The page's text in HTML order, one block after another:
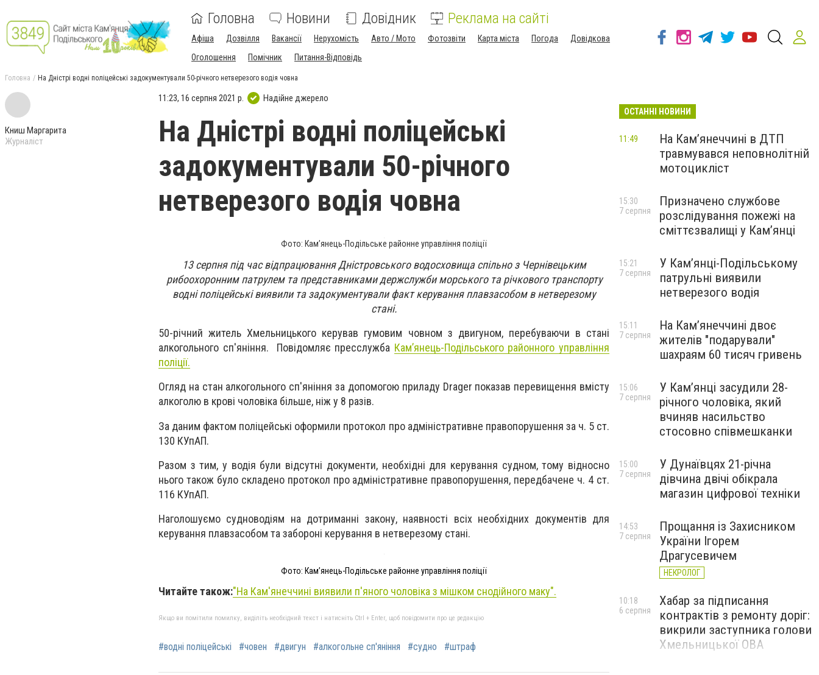
Головна Новини Довідник Реклама на сайті
Афіша Дозвілля Вакансії Нерухомість Авто / Мото Фотозвіти Карта міста Погода
Довідкова
Оголошення
Помічник Питання-Відповідь
Головна На Дністрі водні поліцейські задокументували 50-річного нетверезого водія човна
Книш Маргарита
Журналіст
11:23, 16 серпня 2021 р. Надійне джерело
На Дністрі водні поліцейські
задокументували 50-річного
нетверезого водія човна
Фото: Кам’янець-Подільське районне управління поліції
13 серпня під час відпрацювання Дністровського водосховища спільно з Чернівецьким
рибоохоронним патрулем та представниками держслужби морського та річкового транспорту
водні поліцейські виявили та задокументували факт керування плавзасобом в нетверезому
стані.
50-річний житель Хмельницького керував гумовим човном з двигуном, перебуваючи в стані
алкогольного сп'яніння.
Повідомляє пресслужба Кам’янець-Подільського районного управління
поліції.
Огляд на стан алкогольного сп'яніння за допомогою приладу Drager показав перевищення вмісту
алкоголю в крові чоловіка більше, ніж у 8 разів.
За даним фактом поліцейські оформили протокол про адміністративне правопорушення за ч. 5 ст.
130 КУпАП.
Разом з тим, у водія були відсутні документи, необхідні для керування судном, тому відносно
нього також було складено протокол про адміністративне правопорушення, передбачене ч. 4 ст.
116 КУпАП.
Наголошуємо судноводіям на дотриманні закону, наявності всіх необхідних документів для
керування плавзасобом та забороні керування в нетверезому стані.
Фото: Кам’янець-Подільське районне управління поліції
Читайте також:"На Кам'янеччині виявили п'яного чоловіка з мішком снодійного маку".
Якщо ви помітили помилку, виділіть необхідний текст і натисніть Ctrl + Enter, щоб повідомити про це редакцію
#водні поліцейські #човен #двигун #алкогольне сп'яніння #судно #штраф
ОСТАННІ НОВИНИ
На Кам’янеччині в ДТП
травмувався неповнолітній
мотоцикліст
11:49
Призначено службове
розслідування пожежі на
сміттєзвалищі у Кам’янці
15:30
7 серпня
У Кам’янці-Подільському
патрульні виявили
нетверезого водія
15:21
7 серпня
На Камʼянеччині двоє
жителів "подарували"
шахраям 60 тисяч гривень
15:11
7 серпня
У Камʼянці засудили 28-
річного чоловіка, який
вчиняв насильство
стосовно співмешканки
15:06
7 серпня
У Дунаївцях 21-річна
дівчина двічі обікрала
магазин цифрової техніки
15:00
7 серпня
Прощання із Захисником
України Ігорем
Драгусевичем
НЕКРОЛОГ
14:53
7 серпня
Хабар за підписання
контрактів з ремонту доріг:
викрили заступника голови
Хмельницької ОВА
10:18
6 серпня